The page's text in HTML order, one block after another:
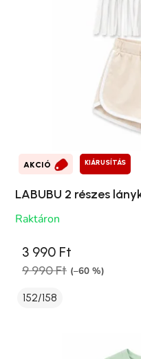
AKCIÓ KIÁRUSÍTÁS
LABUBU 2 részes
Raktáron
3 990 Ft
9 990 Ft (–60 %)
152/158